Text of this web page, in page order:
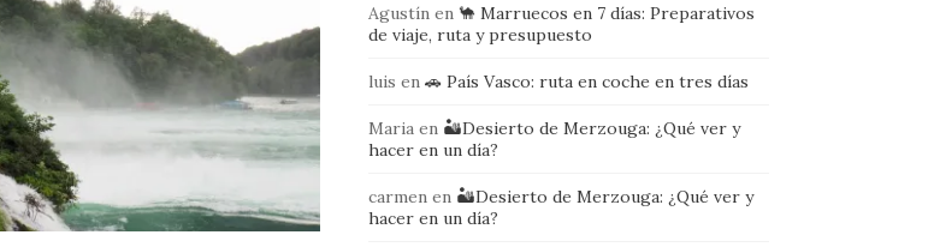
Agustínen 🐪 Marruecos en 7 días: Preparativos
de viaje, ruta y presupuesto
luis en 🚗 País Vasco: ruta en coche en tres días
Mariaen 🏜️Desierto de Merzouga: ¿Qué ver y
hacer en un día?
carmenen 🏜️Desierto de Merzouga: ¿Qué ver y
hacer en un día?